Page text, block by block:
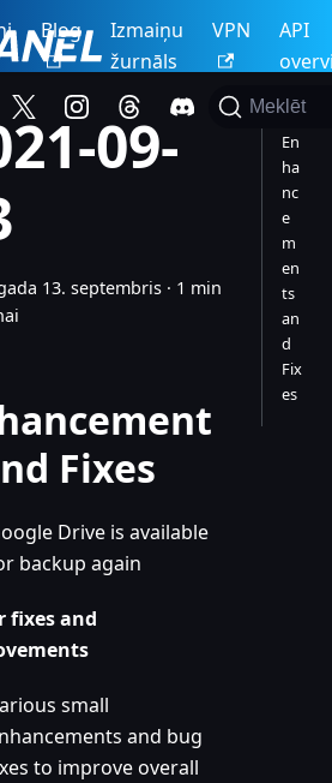
Blog
Izmaiņu
žurnāls
VPN
API
Meklēt
09-
13. septembris · 1 min
Fixes
Drive is available
backup again
fixes and
small
and bug
to improve overall
En
ha
nc
e
m
en
ts
an
d
Fix
es